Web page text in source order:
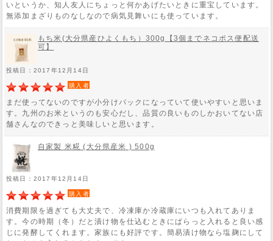
いというか、知人友人にちょっと何かあげたいときに重宝しています。
無添加まざりものなしなので病気見舞いにも使っています。
もち米(大分県産ひよくもち）300g【3個までネコポス便配送
可】
投稿日：2017年12月14日
購入者
まだ使ってないのですが小分けパックになっていて使いやすいと思いま
す。九州のお米というのも安心だし、品質の良いものしかおいてない店
舗さんなのできっと美味しいと思います。
自家製 米糀 (大分県産米 ) 500g
投稿日：2017年12月14日
購入者
消費期限を過ぎても大丈夫で、冷凍庫か冷蔵庫にいつも入れてありま
す。今の時期（冬）だと漬け物を仕込むときにぱらっと入れると良い感
じに発酵してくれます。家族にも好評です。簡易漬け物なら塩麹にして